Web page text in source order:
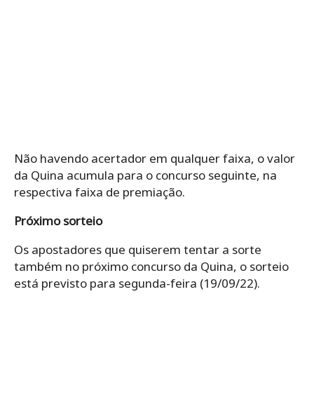
Não havendo acertador em qualquer faixa, o valor
da Quina acumula para o concurso seguinte, na
respectiva faixa de premiação.
Próximo sorteio
Os apostadores que quiserem tentar a sorte
também no próximo concurso da Quina, o sorteio
está previsto para segunda-feira (19/09/22).